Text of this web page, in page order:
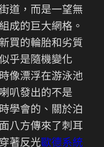
道，而是一望無
成的巨大網格。
買的輪胎和劣質
乎是隨機變化
像漂浮在游泳池
叭發出的不是
學會的、關於泊
八方傳來了刺耳
著反光歐德系統